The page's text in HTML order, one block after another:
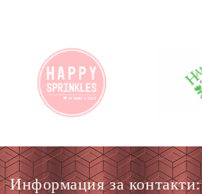
Информация за контакти: